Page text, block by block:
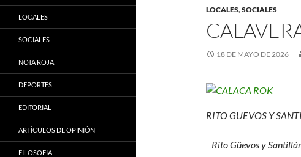
LOCALES,SOCIALES
18 DE MAYO DE 2026
RITO GUEVOS Y
Rito Güevos y
LOCALES
SOCIALES
NOTA ROJA
DEPORTES
EDITORIAL
ARTÍCULOS DE OPINIÓN
FILOSOFIA